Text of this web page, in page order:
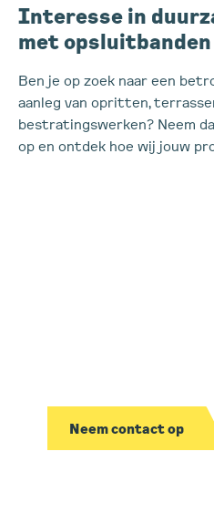
Interesse in
met opsluitbanden
Ben je op zoek naar een
aanleg van opritten,
bestratingswerken? Neem
op en ontdek hoe wij jouw
Neem contact op